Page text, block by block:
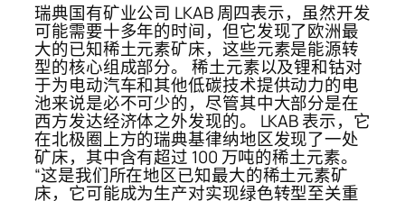
瑞典国有矿业公司 LKAB 周四表示，虽然开发
可能需要十多年的时间，但它发现了欧洲最
大的已知稀土元素矿床，这些元素是能源转
型的核心组成部分。 稀土元素以及锂和钴对
于为电动汽车和其他低碳技术提供动力的电
池来说是必不可少的，尽管其中大部分是在
西方发达经济体之外发现的。 LKAB 表示，它
在北极圈上方的瑞典基律纳地区发现了一处
矿床，其中含有超过 100 万吨的稀土元素。
“这是我们所在地区已知最大的稀土元素矿
床，它可能成为生产对实现绿色转型至关重